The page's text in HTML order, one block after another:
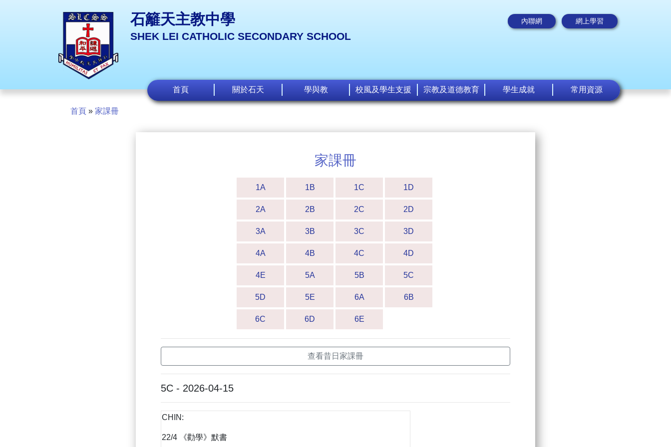
石籬天主教中學
SHEK LEI CATHOLIC SECONDARY SCHOOL
內聯網 網上學習
首頁 關於石天 學與教 校風及學生支援 宗教及道德教育 學生成就 常用資源
首頁 » 家課冊
家課冊
1A 1B 1C 1D
2A 2B 2C 2D
3A 3B 3C 3D
4A 4B 4C 4D
4E 5A 5B 5C
5D 5E 6A 6B
6C 6D 6E
查看昔日家課冊
5C - 2026-04-15
CHIN:
22/4 《勸學》默書